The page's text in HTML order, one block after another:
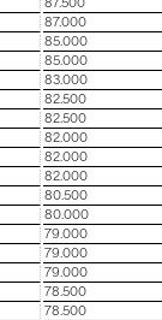
87.500
87.000
85.000
85.000
83.000
82.500
82.500
82.000
82.000
82.000
80.500
80.000
79.000
79.000
79.000
78.500
78.500